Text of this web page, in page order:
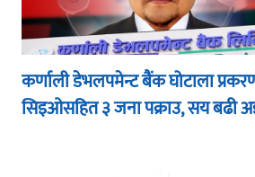
कर्णाली डेभलपमेन्ट बैंक घोटाला
सिइओसहित ३ जना पक्राउ, सय बढी